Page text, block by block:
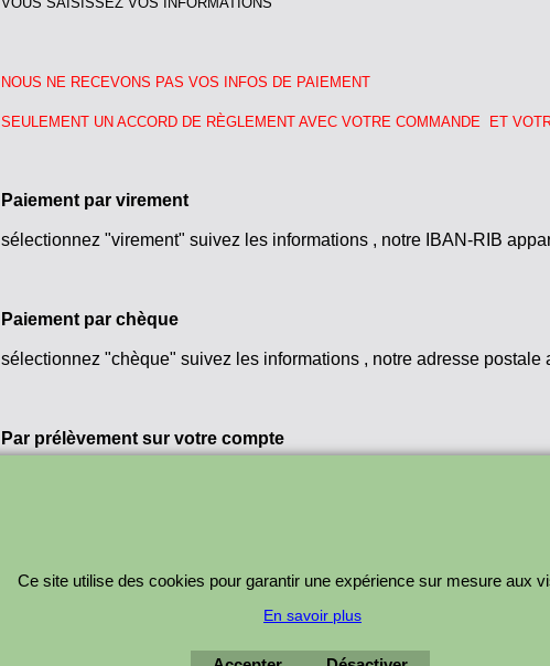
NOUS NE RECEVONS PAS VOS INFOS DE PAIEMENT
SEULEMENT UN ACCORD DE RÈGLEMENT AVEC VOTRE COMMANDE ET
Paiement par virement
sélectionnez "virement" suivez les informations , notre IBAN-RIB
Paiement par chèque
sélectionnez "chèque" suivez les informations , notre adresse postale
Par prélèvement sur votre compte
Boutique en ligne créés
avec le logiciel
Ce site utilise des cookies pour garantir une expérience sur mesure aux
En savoir plus